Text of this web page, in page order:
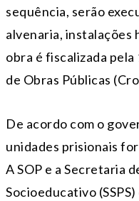
sequência, serão
alvenaria, instalações
obra é fiscalizada
de Obras Públicas
De acordo com o
unidades prisionais
A SOP e a Secretaria
Socioeducativo